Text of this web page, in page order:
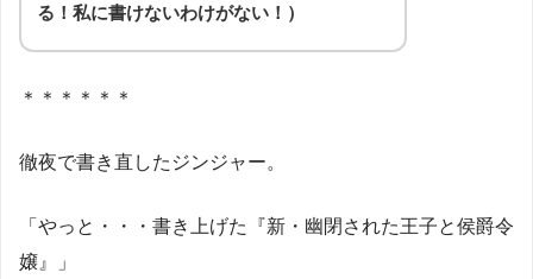
る！私に書けないわけがない！）
＊＊＊＊＊＊
徹夜で書き直したジンジャー。
「やっと・・・書き上げた『新・幽閉された王子と侯爵令
嬢』」